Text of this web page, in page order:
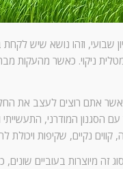
שבועי, וזהו נושא שיש
ניקוי. כאשר מהעקות
אתם רוצים לעצב את
המודרני, התעשייתי
קווים נקיים, שקיפות
זה מיוצרות בעוביים